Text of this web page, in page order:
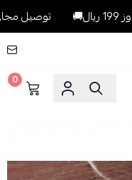
توصيل مجاني
0